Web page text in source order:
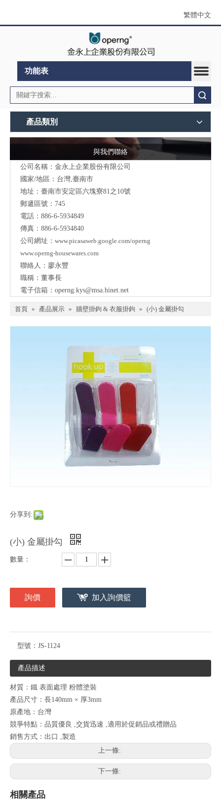
繁體中文
功能表
產品類別
與我們聯絡
公司名稱：金永上企業股份有限公司
國家/地區：台灣,臺南市
地址：臺南市安定區六塊寮81之10號
郵遞區號：745
電話：886-6-5934849
傳真：886-6-5934840
公司網址： www.picasaweb.google.com/operng
www.operng-housewares.com
聯絡人：廖永豐
職稱：董事長
電子信箱： operng.kys@msa.hinet.net
首頁 » 產品展示 » 牆壁掛鉤 & 衣服掛鉤 » (小) 金屬掛勾
分享到:
(小) 金屬掛勾
數量：
詢價 加入詢價籃
型號： JS-1124
產品描述
材質：鐵 表面處理 粉體塗裝
產品尺寸：長140mm × 厚3mm
原產地：台灣
競爭特點：品質優良 ,交貨迅速 ,適用於促銷品或禮贈品
銷售方式：出口 ,製造
上一條:
下一條:
相關產品